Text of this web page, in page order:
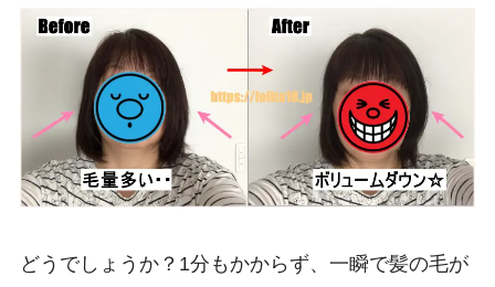
どうでしょうか？1分もかからず、一瞬で髪の毛が